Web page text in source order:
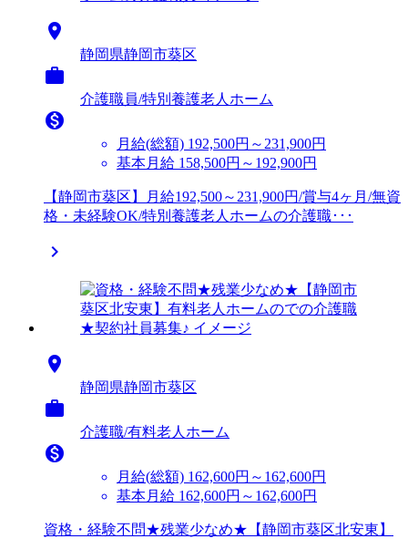

静岡県静岡市葵区

介護職員/特別養護老人ホーム

月給(総額) 192,500円～231,900円
基本月給 158,500円～192,900円
【静岡市葵区】月給192,500～231,900円/賞与4ヶ月/無資
格・未経験OK/特別養護老人ホームの介護職･･･


静岡県静岡市葵区

介護職/有料老人ホーム

月給(総額) 162,600円～162,600円
基本月給 162,600円～162,600円
資格・経験不問★残業少なめ★【静岡市葵区北安東】